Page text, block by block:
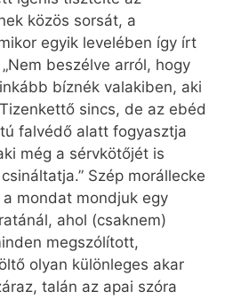
közös sorsát, a
egyik levelében így írt
beszélve arról, hogy
bíznék valakiben, aki
sincs, de az ebéd
falvédő alatt fogyasztja
még a sérvkötőjét is
Szép morállecke
mondat mondjuk egy
ahol (csaknem)
megszólított,
olyan különleges akar
talán az apai szóra